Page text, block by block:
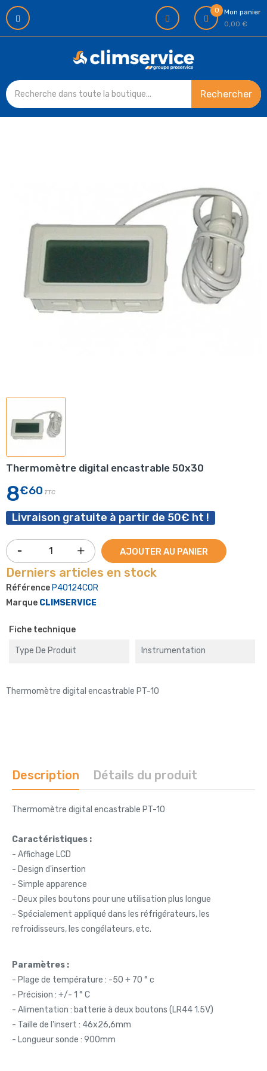
0
Mon panier
0,00 €
Rechercher
Thermomètre digital encastrable 50x30
8€60 TTC
Livraison gratuite à partir de 50€ ht !
AJOUTER AU PANIER
Derniers articles en stock
Référence P40124COR
Marque CLIMSERVICE
Fiche technique
Type De Produit Instrumentation
Thermomètre digital encastrable PT-10
Description Détails du produit
Thermomètre digital encastrable PT-10
Caractéristiques :
- Affichage LCD
- Design d'insertion
- Simple apparence
- Deux piles boutons pour une utilisation plus longue
- Spécialement appliqué dans les réfrigérateurs, les
refroidisseurs, les congélateurs, etc.
Paramètres :
- Plage de température : -50 + 70 ° c
- Précision : +/- 1 ° C
- Alimentation : batterie à deux boutons (LR44 1.5V)
- Taille de l'insert : 46x26,6mm
- Longueur sonde : 900mm